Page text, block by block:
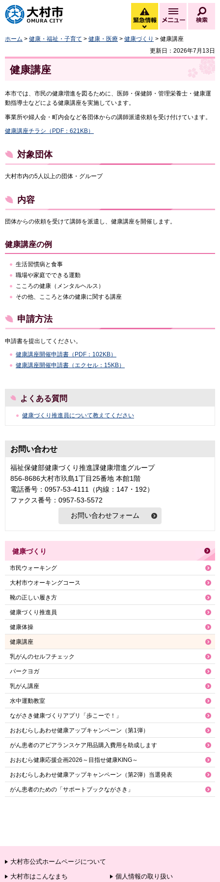
大村市
緊急情報
緊急情報を開く
メニュー
ホーム > 健康・福祉・子育て > 健康・医療 > 健康づくり > 健康講座
更新日：2026年7月13日
健康講座
本市では、市民の健康増進を図るために、医師・保健師・管理栄養士・健康運
動指導士などによる健康講座を実施しています。
事業所や婦人会・町内会など各団体からの講師派遣依頼を受け付けています。
健康講座チラシ（PDF：621KB）
対象団体
大村市内の5人以上の団体・グループ
内容
団体からの依頼を受けて講師を派遣し、健康講座を開催します。
健康講座の例
生活習慣病と食事
職場や家庭でできる運動
こころの健康（メンタルヘルス）
その他、こころと体の健康に関する講座
申請方法
申請書を提出してください。
健康講座開催申請書（PDF：102KB）
健康講座開催申請書（エクセル：15KB）
よくある質問
健康づくり推進員について教えてください
お問い合わせ
福祉保健部健康づくり推進課健康増進グループ
856-8686大村市玖島1丁目25番地 本館1階
電話番号：0957-53-4111（内線：147・192）
ファクス番号：0957-53-5572
健康づくり
市民ウォーキング
大村市ウオーキングコース
靴の正しい履き方
健康づくり推進員
健康体操
健康講座
乳がんのセルフチェック
パークヨガ
乳がん講座
水中運動教室
ながさき健康づくりアプリ「歩こーで！」
おおむらしあわせ健康アップキャンペーン（第1弾）
がん患者のアピアランスケア用品購入費用を助成します
おおむら健康応援企画2026～目指せ健康KING～
おおむらしあわせ健康アップキャンペーン（第2弾）当選発表
がん患者のための「サポートブックながさき」
大村市公式ホームページについて
大村市はこんなまち
個人情報の取り扱い